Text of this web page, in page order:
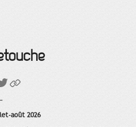
août 2026